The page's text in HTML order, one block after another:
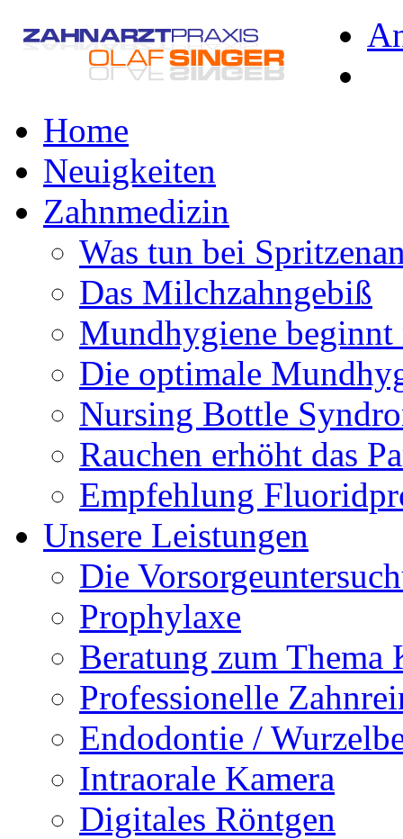
Home
Neuigkeiten
Zahnmedizin
Was tun bei
Das Milchzahngebiß
Mundhygiene beginnt
Die optimale
Nursing Bottle
Rauchen erhöht das
Empfehlung
Unsere Leistungen
Die
Prophylaxe
Beratung zum Thema
Professionelle
Endodontie /
Intraorale Kamera
Digitales Röntgen